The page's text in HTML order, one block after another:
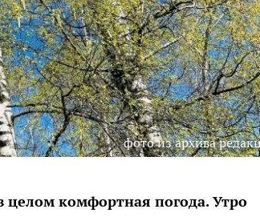
фото из архива
целом комфортная погода. Утро